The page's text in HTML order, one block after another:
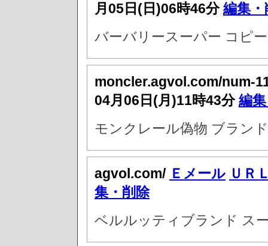
月05日(日)06時46分編集・
バーバリースーパー コピ
moncler.agvol.com/num-
04月06日(月)11時43分編
モンクレール偽物 ブランド
agvol.com/ Ｅメール ＵＲ
集・削除
ベルルッティブランド ス